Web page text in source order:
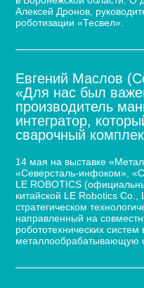
Алексей Дронов,
роботизации «Тесвел».
Евгений Маслов
«Для нас был
производитель
интегратор,
сварочный
14 мая на выставке
«Северсталь-инфоком»,
LE ROBOTICS
китайской LE Robotics
стратегическом
направленный на
робототехнических систем
металлообрабатывающую